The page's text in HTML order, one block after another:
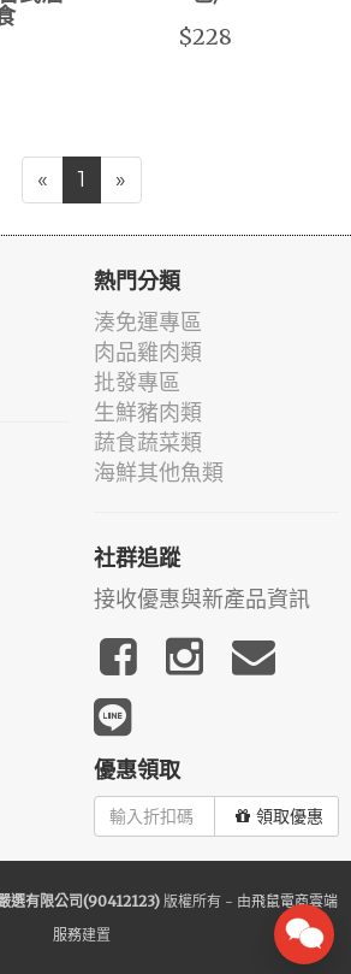
$228
« 1 »
熱門分類
湊免運專區
肉品雞肉類
批發專區
生鮮豬肉類
蔬食蔬菜類
海鮮其他魚類
社群追蹤
接收優惠與新產品資訊
優惠領取
領取優惠
選有限公司(90412123)版權所有 - 由飛鼠電商雲端
服務建置